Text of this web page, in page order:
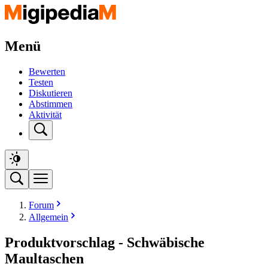
Menü
Bewerten
Testen
Diskutieren
Abstimmen
Aktivität
Forum
Allgemein
Produktvorschlag - Schwäbische
Maultaschen